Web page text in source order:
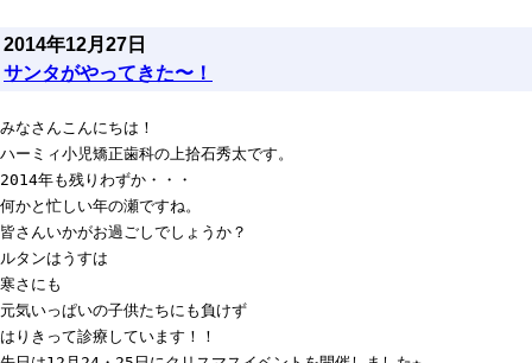
2014年12月27日
サンタがやってきた〜！
みなさんこんにちは！
ハーミィ小児矯正歯科の上拾石秀太です。
2014年も残りわずか・・・
何かと忙しい年の瀬ですね。
皆さんいかがお過ごしでしょうか？
ルタンはうすは
寒さにも
元気いっぱいの子供たちにも負けず
はりきって診療しています！！